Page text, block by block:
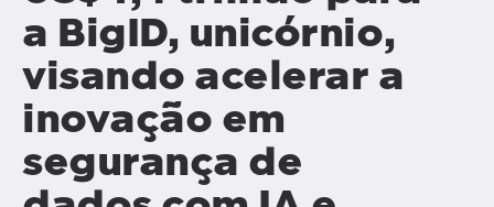
a BigID, unicórnio,
visando acelerar a
inovação em
segurança de